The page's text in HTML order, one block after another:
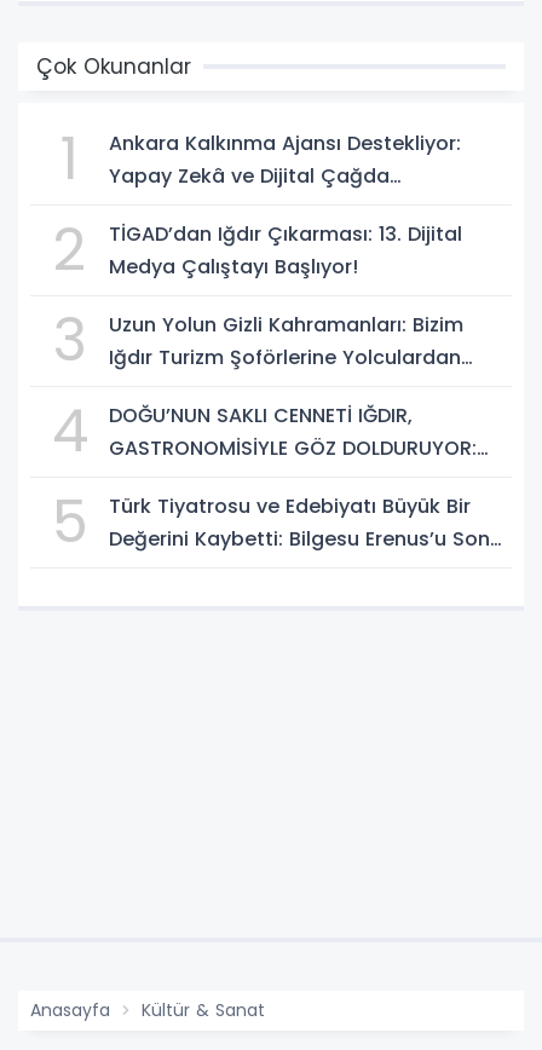
Çok Okunanlar
1
Ankara Kalkınma Ajansı Destekliyor:
Yapay Zekâ ve Dijital Çağda
Geliştirme Eğitimi Başlıyor!
2
TİGAD’dan Iğdır Çıkarması: 13. Dijital
Medya Çalıştayı Başlıyor!
3
Uzun Yolun Gizli Kahramanları: Bizim
Iğdır Turizm Şoförlerine Yolculardan
4
DOĞU’NUN SAKLI CENNETİ IĞDIR,
GASTRONOMİSİYLE GÖZ DOLDURUYOR:
BULUŞMA NOKTASI
5
Türk Tiyatrosu ve Edebiyatı Büyük Bir
Değerini Kaybetti: Bilgesu Erenus’u Son
Anasayfa Kültür & Sanat